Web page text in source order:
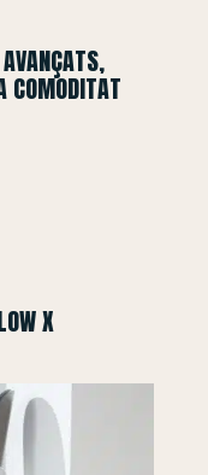
COMODITAT
X